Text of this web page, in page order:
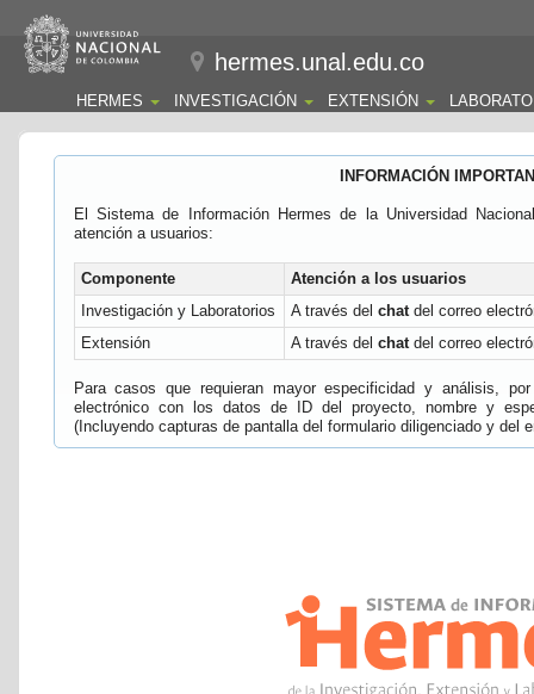
hermes.unal.edu.co
HERMES INVESTIGACIÓN EXTENSIÓN
INFORMACIÓN
El Sistema de Información Hermes de la Universidad
atención a usuarios:
Componente
Atención a los usuarios
Investigación y Laboratorios
A través del chatdel correo
Extensión
A través del chatdel correo
Para casos que requieran mayor especificidad y análisis,
electrónico con los datos de ID del proyecto, nombre y
(Incluyendo capturas de pantalla del formulario diligenciado y del